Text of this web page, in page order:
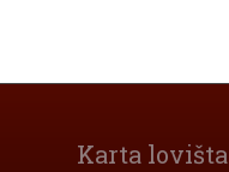
Karta lovišta